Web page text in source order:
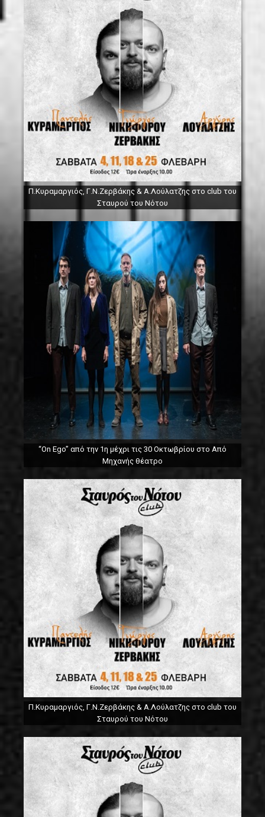
Π.Κυραμαργιός, Γ.Ν.Ζερβάκης & Α.Λούλατζης στο club του
Σταυρού του Νότου
“On Ego” από την 1η μέχρι τις 30 Οκτωβρίου στο Από
Μηχανής θέατρο
Π.Κυραμαργιός, Γ.Ν.Ζερβάκης & Α.Λούλατζης στο club του
Σταυρού του Νότου